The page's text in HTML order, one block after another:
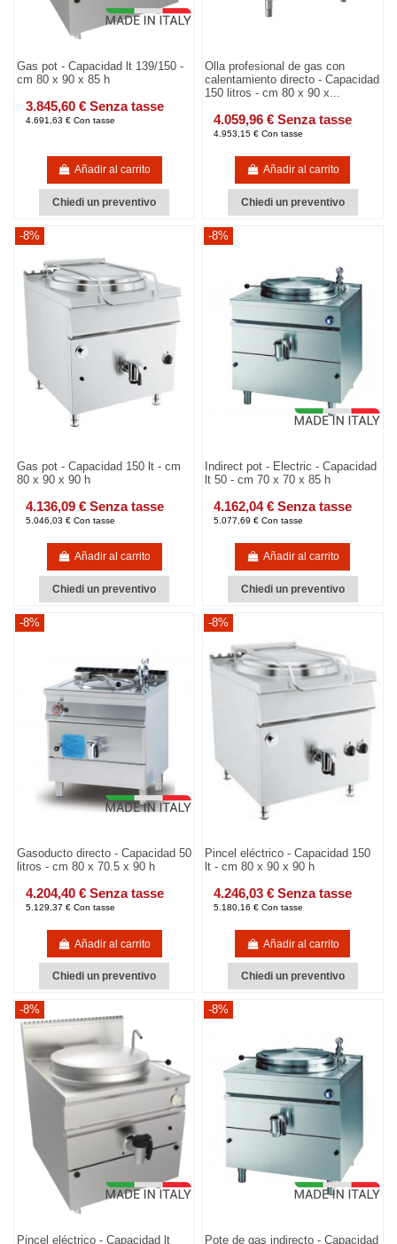
Gas pot - Capacidad lt 139/150 -
cm 80 x 90 x 85 h
3.845,60 € Senza tasse
4.691,63 € Con tasse
Añadir al carrito
Chiedi un preventivo
Olla profesional de gas con
calentamiento directo - Capacidad
150 litros - cm 80 x 90 x...
4.059,96 € Senza tasse
4.953,15 € Con tasse
Añadir al carrito
Chiedi un preventivo
-8%
Gas pot - Capacidad 150 lt - cm
80 x 90 x 90 h
4.136,09 € Senza tasse
5.046,03 € Con tasse
Añadir al carrito
Chiedi un preventivo
-8%
Indirect pot - Electric - Capacidad
lt 50 - cm 70 x 70 x 85 h
4.162,04 € Senza tasse
5.077,69 € Con tasse
Añadir al carrito
Chiedi un preventivo
-8%
Gasoducto directo - Capacidad 50
litros - cm 80 x 70.5 x 90 h
4.204,40 € Senza tasse
5.129,37 € Con tasse
Añadir al carrito
Chiedi un preventivo
-8%
Pincel eléctrico - Capacidad 150
lt - cm 80 x 90 x 90 h
4.246,03 € Senza tasse
5.180,16 € Con tasse
Añadir al carrito
Chiedi un preventivo
-8%
Pincel eléctrico - Capacidad lt
-8%
Pote de gas indirecto - Capacidad